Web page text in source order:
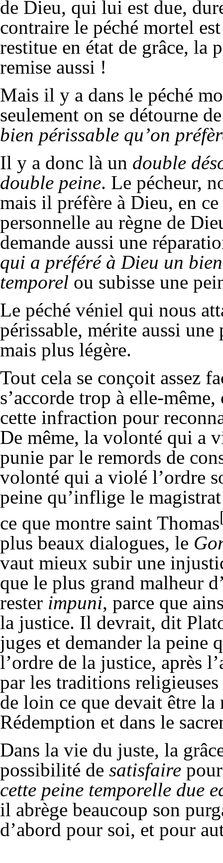
de Dieu, qui lui est due,
contraire le péché mortel
restitue en état de grâce, la
remise aussi !
Mais il y a dans le péché
seulement on se détourne
bien périssable qu’on
Il y a donc là un double
double peine. Le pécheur,
mais il préfère à Dieu, en
personnelle au règne de
demande aussi une
qui a préféré à Dieu un
temporel ou subisse une
Le péché véniel qui nous
périssable, mérite aussi
mais plus légère.
Tout cela se conçoit assez
s’accorde trop à elle-
cette infraction pour
De même, la volonté qui a
punie par le remords de
volonté qui a violé l’ordre
peine qu’inflige le
ce que montre saint Thomas
plus beaux dialogues, le
vaut mieux subir une
que le plus grand malheur
rester impuni, parce que
la justice. Il devrait, dit
juges et demander la peine
l’ordre de la justice, après
par les traditions
de loin ce que devait être la
Rédemption et dans le
Dans la vie du juste, la
possibilité de satisfaire
cette peine temporelle due
il abrège beaucoup son
d’abord pour soi, et pour